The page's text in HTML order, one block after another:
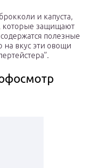
и капуста,
которые защищают
полезные
на вкус эти овощи